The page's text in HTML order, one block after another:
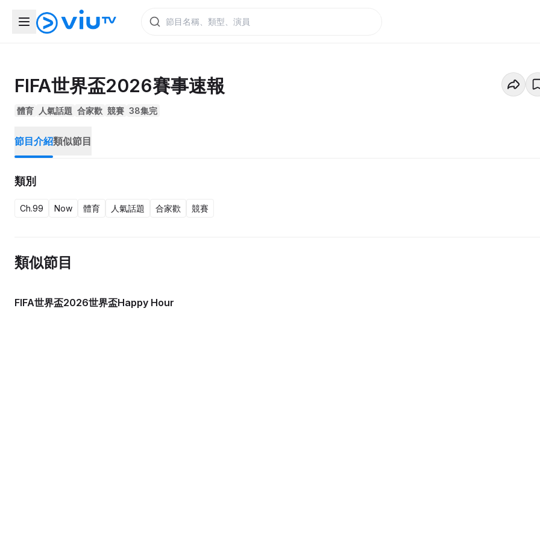
FIFA世界盃2026賽事速報
體育 人氣話題 合家歡 競賽 38集完
節目介紹類似節目
類別
Ch.99 Now 體育 人氣話題 合家歡 競賽
類似節目
FIFA世界盃2026世界盃Happy Hour